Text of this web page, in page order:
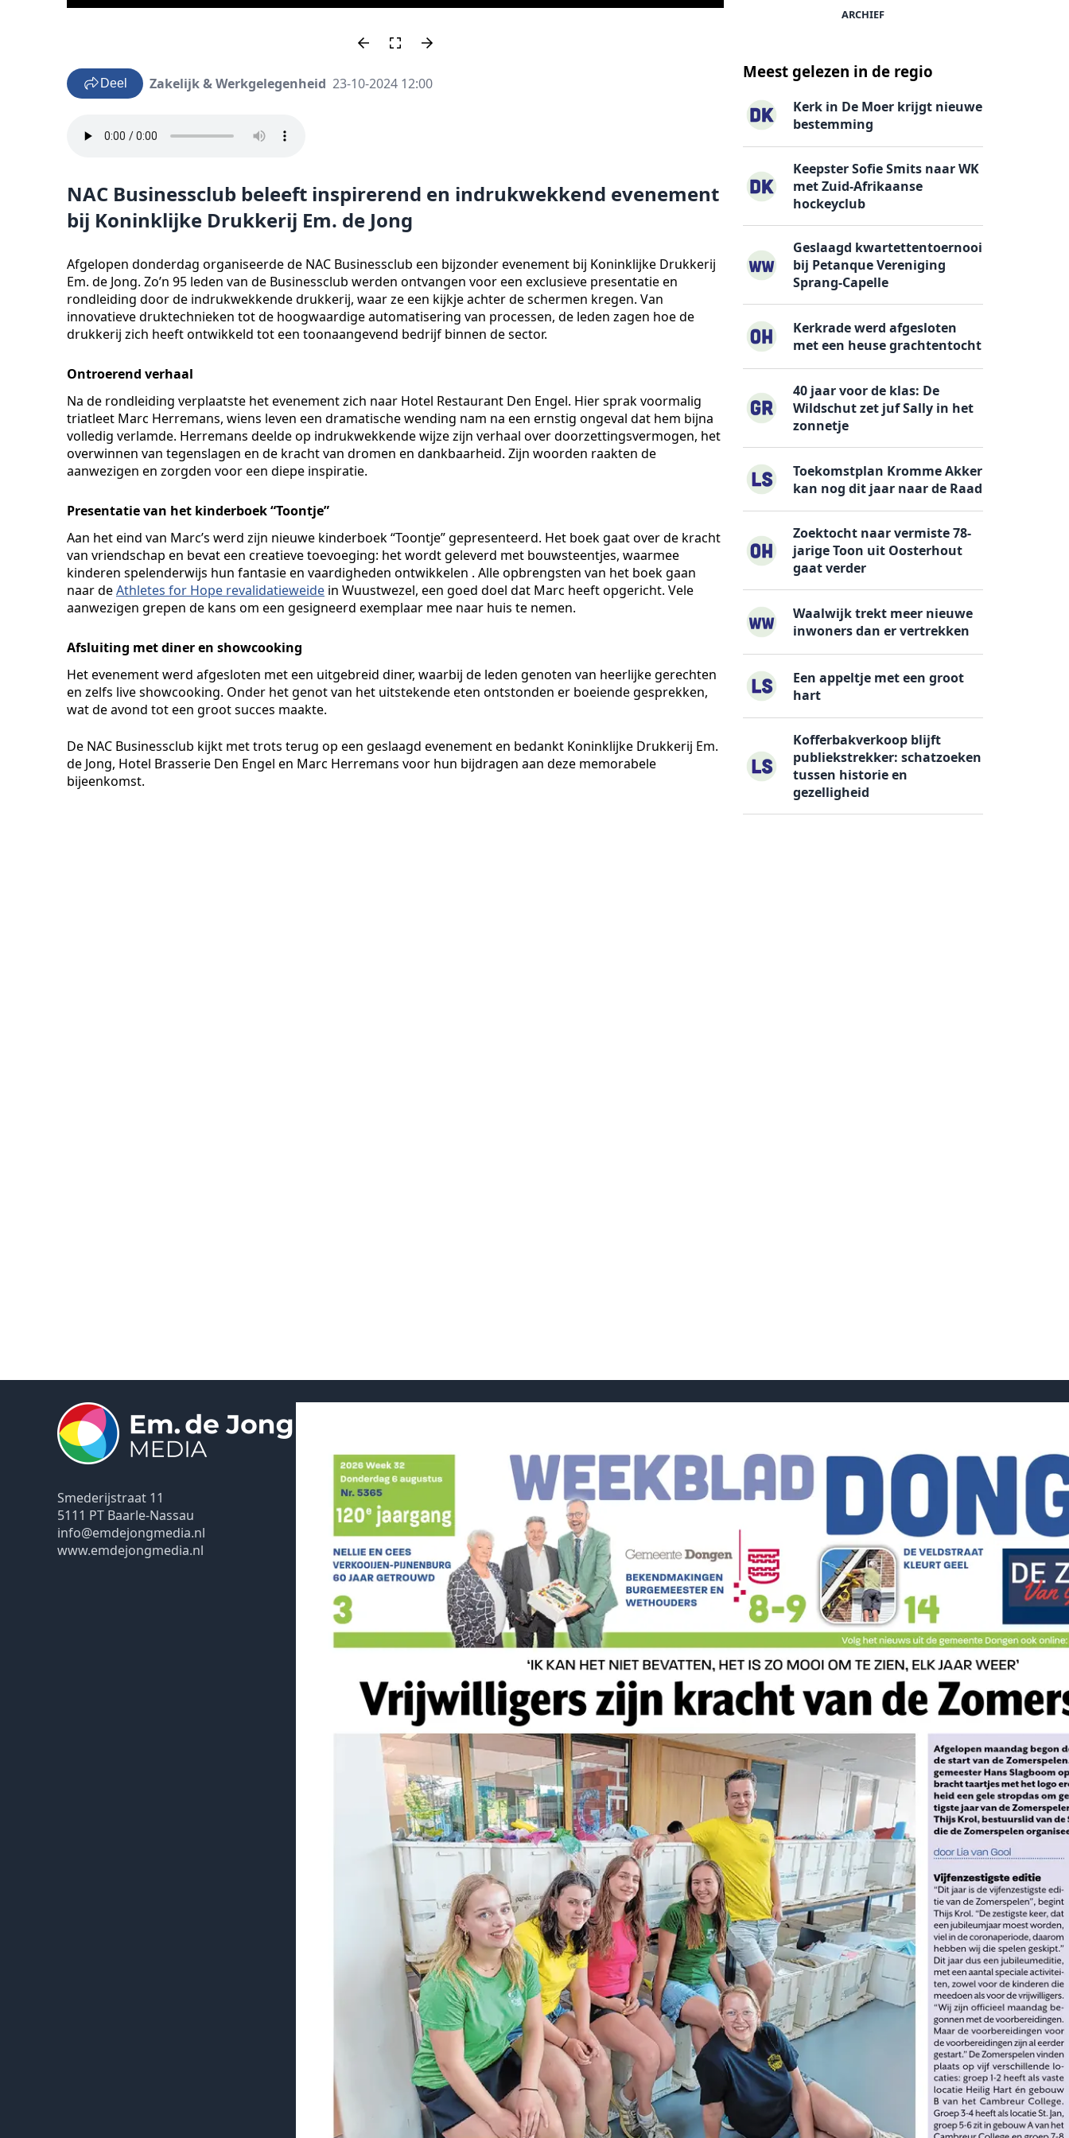
Deel Zakelijk & Werkgelegenheid 23-10-2024 12:00
NAC Businessclub beleeft inspirerend en indrukwekkend evenement
bij Koninklijke Drukkerij Em. de Jong
Afgelopen donderdag organiseerde de NAC Businessclub een bijzonder evenement bij Koninklijke Drukkerij
Em. de Jong. Zo’n 95 leden van de Businessclub werden ontvangen voor een exclusieve presentatie en
rondleiding door de indrukwekkende drukkerij, waar ze een kijkje achter de schermen kregen. Van
innovatieve druktechnieken tot de hoogwaardige automatisering van processen, de leden zagen hoe de
drukkerij zich heeft ontwikkeld tot een toonaangevend bedrijf binnen de sector.
Ontroerend verhaal
Na de rondleiding verplaatste het evenement zich naar Hotel Restaurant Den Engel. Hier sprak voormalig
triatleet Marc Herremans, wiens leven een dramatische wending nam na een ernstig ongeval dat hem bijna
volledig verlamde. Herremans deelde op indrukwekkende wijze zijn verhaal over doorzettingsvermogen, het
overwinnen van tegenslagen en de kracht van dromen en dankbaarheid. Zijn woorden raakten de
aanwezigen en zorgden voor een diepe inspiratie.
Presentatie van het kinderboek “Toontje”
Aan het eind van Marc’s werd zijn nieuwe kinderboek “Toontje” gepresenteerd. Het boek gaat over de kracht
van vriendschap en bevat een creatieve toevoeging: het wordt geleverd met bouwsteentjes, waarmee
kinderen spelenderwijs hun fantasie en vaardigheden ontwikkelen . Alle opbrengsten van het boek gaan
naar deAthletes for Hope revalidatieweide in Wuustwezel, een goed doel dat Marc heeft opgericht. Vele
aanwezigen grepen de kans om een gesigneerd exemplaar mee naar huis te nemen.
Afsluiting met diner en showcooking
Het evenement werd afgesloten met een uitgebreid diner, waarbij de leden genoten van heerlijke gerechten
en zelfs live showcooking. Onder het genot van het uitstekende eten ontstonden er boeiende gesprekken,
wat de avond tot een groot succes maakte.
De NAC Businessclub kijkt met trots terug op een geslaagd evenement en bedankt Koninklijke Drukkerij Em.
de Jong, Hotel Brasserie Den Engel en Marc Herremans voor hun bijdragen aan deze memorabele
bijeenkomst.
ARCHIEF
Meest gelezen in de regio
Kerk in De Moer krijgt nieuwe
bestemming
Keepster Sofie Smits naar WK
met Zuid-Afrikaanse
hockeyclub
Geslaagd kwartettentoernooi
bij Petanque Vereniging
Sprang-Capelle
Kerkrade werd afgesloten
met een heuse grachtentocht
40 jaar voor de klas: De
Wildschut zet juf Sally in het
zonnetje
Toekomstplan Kromme Akker
kan nog dit jaar naar de Raad
Zoektocht naar vermiste 78-
jarige Toon uit Oosterhout
gaat verder
Waalwijk trekt meer nieuwe
inwoners dan er vertrekken
Een appeltje met een groot
hart
Kofferbakverkoop blijft
publiekstrekker: schatzoeken
tussen historie en
gezelligheid
Smederijstraat 11
5111 PT Baarle-Nassau
info@emdejongmedia.nl
www.emdejongmedia.nl